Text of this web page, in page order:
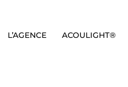
L’AGENCE ACOULIGHT®